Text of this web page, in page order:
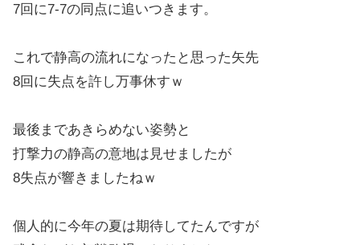
7回に7-7の同点に追いつきます。
これで静高の流れになったと思った矢先
8回に失点を許し万事休すｗ
最後まであきらめない姿勢と
打撃力の静高の意地は見せましたが
8失点が響きましたねｗ
個人的に今年の夏は期待してたんですが